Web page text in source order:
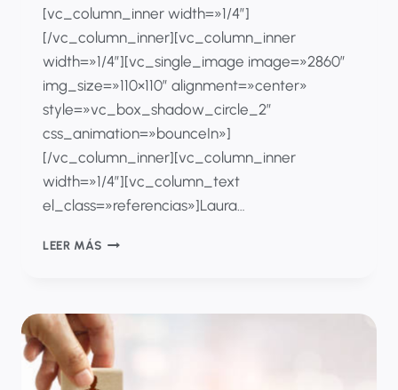
[vc_column_inner width=»1/4″]
[/vc_column_inner][vc_column_inner
width=»1/4″][vc_single_image image=»2860″
img_size=»110×110″ alignment=»center»
style=»vc_box_shadow_circle_2″
css_animation=»bounceIn»]
[/vc_column_inner][vc_column_inner
width=»1/4″][vc_column_text
el_class=»referencias»]Laura…
LEER MÁS¿DE
EL
ACUERDO
DE
PUNTO